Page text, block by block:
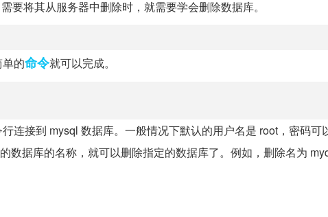
要将其从服务器中删除时，就需要学会删除数据库。
的命令就可以完成。
连接到 mysql 数据库。一般情况下默认的用户名是 root，密码可
数据库的名称，就可以删除指定的数据库了。例如，删除名为